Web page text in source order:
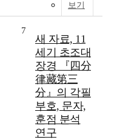
보기
7
새 자료, 11
세기 초조대
장경 『四分
律藏第三
分』의 각필
부호, 문자,
훈점 분석
연구